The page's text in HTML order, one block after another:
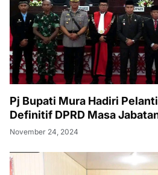
Pj Bupati Mura Hadiri
Definitif DPRD Masa
November 24, 2024